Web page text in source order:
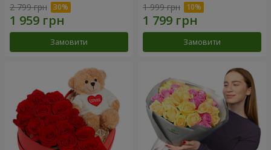
2 799 грн
Замовити
1 999 грн
Замовити